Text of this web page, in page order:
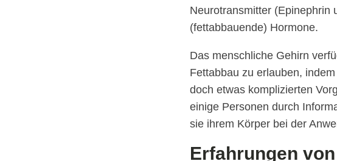
Neurotransmitter (Epinephrin
(fettabbauende) Hormone.
Das menschliche Gehirn
Fettabbau zu erlauben,
doch etwas komplizierten
einige Personen durch
sie ihrem Körper bei der
Erfahrungen